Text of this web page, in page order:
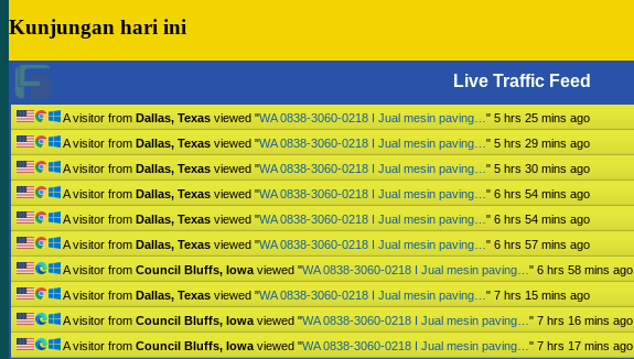
Kunjungan hari ini
Live Traffic Feed
A visitor from Dallas, Texas viewed "WA 0838-3060-0218 I Jual mesin paving… " 5 hrs 25 mins ago
A visitor from Dallas, Texas viewed "WA 0838-3060-0218 I Jual mesin paving… " 5 hrs 29 mins ago
A visitor from Dallas, Texas viewed "WA 0838-3060-0218 I Jual mesin paving… " 5 hrs 30 mins ago
A visitor from Dallas, Texas viewed "WA 0838-3060-0218 I Jual mesin paving… " 6 hrs 54 mins ago
A visitor from Dallas, Texas viewed "WA 0838-3060-0218 I Jual mesin paving… " 6 hrs 54 mins ago
A visitor from Dallas, Texas viewed "WA 0838-3060-0218 I Jual mesin paving… " 6 hrs 57 mins ago
A visitor from Council Bluffs, Iowa viewed "WA 0838-3060-0218 I Jual mesin paving… " 6 hrs 58 mins ago
A visitor from Dallas, Texas viewed "WA 0838-3060-0218 I Jual mesin paving… " 7 hrs 15 mins ago
A visitor from Council Bluffs, Iowa viewed "WA 0838-3060-0218 I Jual mesin paving… " 7 hrs 16 mins ago
A visitor from Council Bluffs, Iowa viewed "WA 0838-3060-0218 I Jual mesin paving… " 7 hrs 17 mins ago